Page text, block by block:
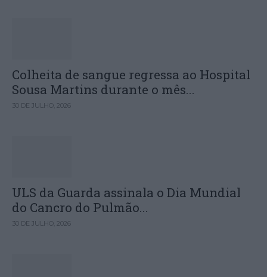
Colheita de sangue regressa ao Hospital
Sousa Martins durante o mês...
30 DE JULHO, 2026
ULS da Guarda assinala o Dia Mundial
do Cancro do Pulmão...
30 DE JULHO, 2026